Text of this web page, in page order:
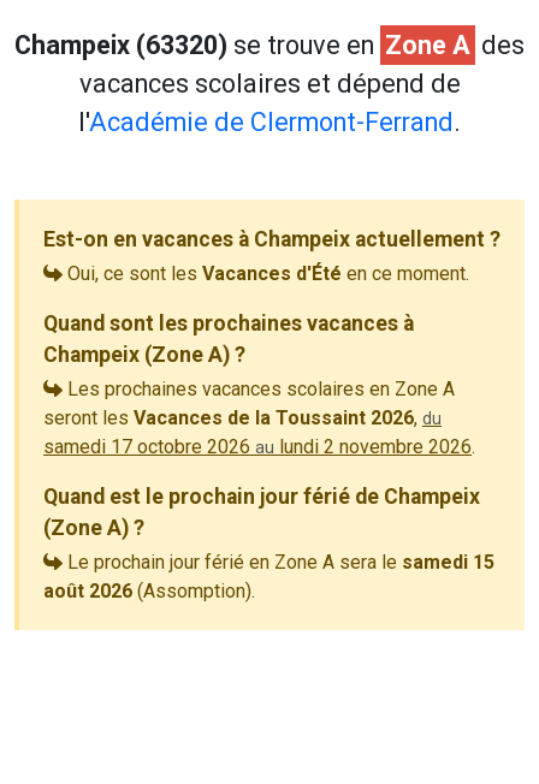
Champeix (63320) se trouve en Zone A des
vacances scolaires et dépend de
l'Académie de Clermont-Ferrand.
Est-on en vacances à Champeix actuellement ?
Oui, ce sont les Vacances d'Été en ce moment.
Quand sont les prochaines vacances à
Champeix (Zone A) ?
Les prochaines vacances scolaires en Zone A
seront les Vacances de la Toussaint 2026, du
samedi 17 octobre 2026 au lundi 2 novembre 2026.
Quand est le prochain jour férié de Champeix
(Zone A) ?
Le prochain jour férié en Zone A sera le samedi 15
août 2026 (Assomption).